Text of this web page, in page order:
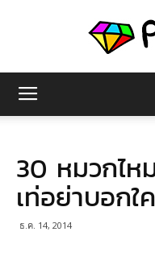
30 หมวกไ
เท่อย่าบอกใ
ธ.ค. 14, 2014